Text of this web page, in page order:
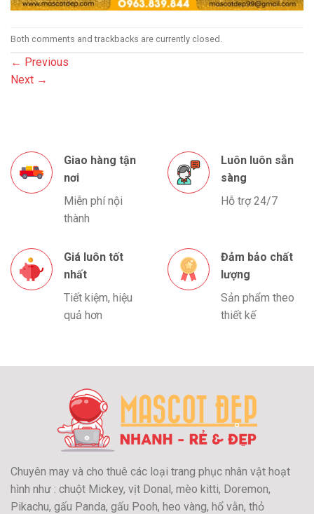
Both comments and trackbacks are currently closed.
← Previous
Next →
Giao hàng tận
nơi
Miễn phí nội
thành
Luôn luôn sẵn
sàng
Hỗ trợ 24/7
Giá luôn tốt
nhất
Tiết kiệm, hiệu
quả hơn
Đảm bảo chất
lượng
Sản phẩm theo
thiết kế
Chuyên may và cho thuê các loại trang phục nhân vật hoạt
hình như : chuột Mickey, vịt Donal, mèo kitti, Doremon,
Pikachu, gấu Panda, gấu Pooh, heo vàng, hổ vằn, thỏ